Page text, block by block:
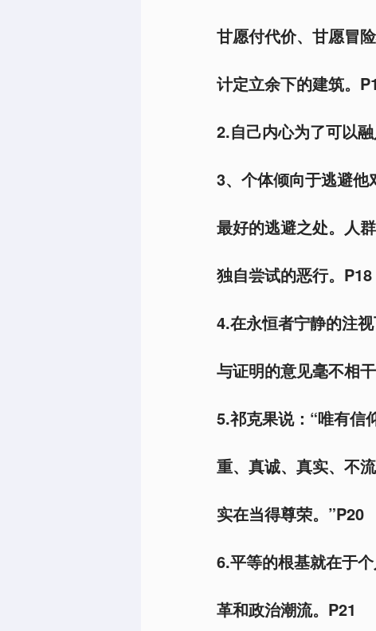
甘愿付代价、甘愿冒
计定立余下的建筑。
2.自己内心为了可以
3、个体倾向于逃避
最好的逃避之处。人
独自尝试的恶行。P18
4.在永恒者宁静的注
与证明的意见毫不相
5.祁克果说：“唯有信
重、真诚、真实、不
实在当得尊荣。”P20
6.平等的根基就在于
革和政治潮流。P21